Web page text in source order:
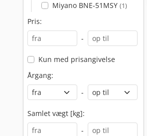
Miyano BNE-51MSY (1)
Pris:
-
Kun med prisangivelse
Årgang:
-
Samlet vægt [kg]:
-